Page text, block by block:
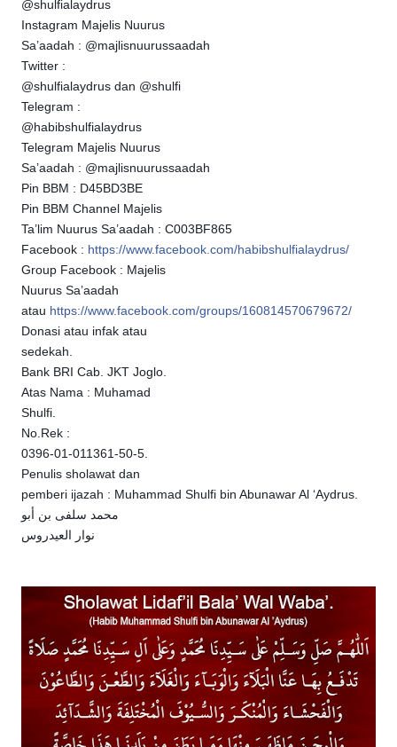
@shulfialaydrus
Instagram Majelis Nuurus
Sa’aadah : @majlisnuurussaadah
Twitter :
@shulfialaydrus dan @shulfi
Telegram :
@habibshulfialaydrus
Telegram Majelis Nuurus
Sa’aadah : @majlisnuurussaadah
Pin BBM : D45BD3BE
Pin BBM Channel Majelis
Ta’lim Nuurus Sa’aadah : C003BF865
Facebook : https://www.facebook.com/habibshulfialaydrus/
Group Facebook : Majelis
Nuurus Sa’aadah
atau https://www.facebook.com/groups/160814570679672/
Donasi atau infak atau
sedekah.
Bank BRI Cab. JKT Joglo.
Atas Nama : Muhamad
Shulfi.
No.Rek :
0396-01-011361-50-5.
Penulis sholawat dan
pemberi ijazah : Muhammad Shulfi bin Abunawar Al ‘Aydrus.
محمد سلفى بن أبو
نوار العيدروس